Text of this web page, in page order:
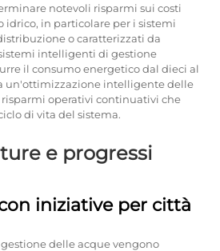
notevoli risparmi sui costi
idrico, in particolare per i sistemi
o caratterizzati da
intelligenti di gestione
il consumo energetico dal dieci al
un'ottimizzazione intelligente delle
operativi continuativi che
di vita del sistema.
e progressi
iniziative per città
delle acque vengono